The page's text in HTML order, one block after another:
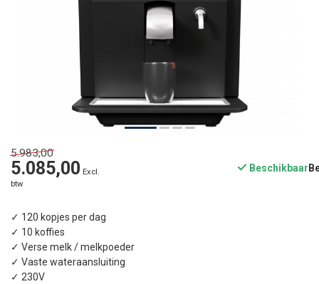
5.983,00
5.085,00 Excl.
btw
Beschikbaar
✓ 120 kopjes per dag
✓ 10 koffies
✓ Verse melk / melkpoeder
✓ Vaste wateraansluiting
✓ 230V